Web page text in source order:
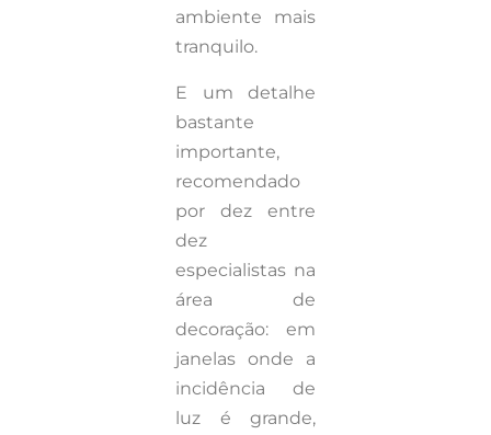
ambiente mais
tranquilo.
E um detalhe
bastante
importante,
recomendado
por dez entre
dez
especialistas na
área de
decoração: em
janelas onde a
incidência de
luz é grande,